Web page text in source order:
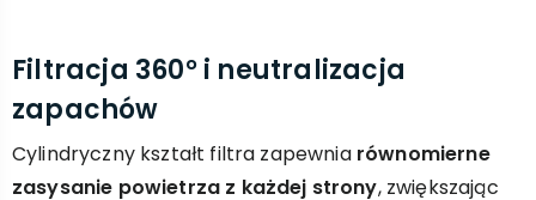
Filtracja 360° i neutralizacja
zapachów
Cylindryczny kształt filtra zapewnia równomierne
zasysanie powietrza z każdej strony, zwiększając